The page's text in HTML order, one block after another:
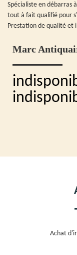
Spécialiste en débarras
tout à fait qualifié pour
Prestation de qualité et
Marc
Achat